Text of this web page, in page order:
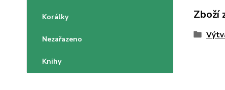
Korálky
Nezařazeno
Knihy
Zboží